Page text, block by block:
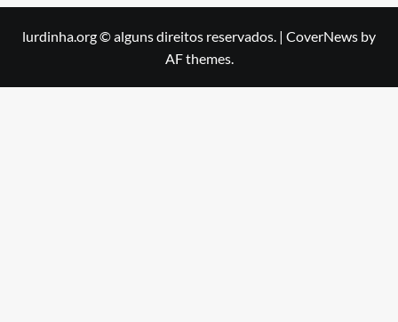
lurdinha.org © alguns direitos reservados. | CoverNews by
AF themes.